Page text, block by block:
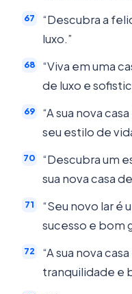
“Descubra a
luxo.”
“Viva em uma
de luxo e
“A sua nova
seu estilo de
“Descubra um
sua nova casa
“Seu novo lar é
sucesso e bom
“A sua nova
tranquilidade e